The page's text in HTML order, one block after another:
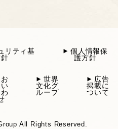
リティ基
個人情報保
護方針
お
い
世界
文化グ
ループ
広告
掲載に
ついて
All Rights Reserved.